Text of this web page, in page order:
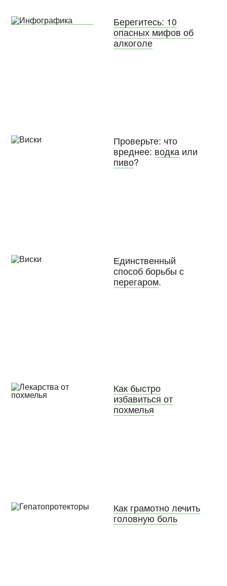
Берегитесь: 10
опасных мифов об
алкоголе
Проверьте: что
вреднее: водкаили
пиво?
Единственный
способ борьбы с
перегаром.
Как быстро
избавиться от
похмелья
Как грамотно лечить
головную боль